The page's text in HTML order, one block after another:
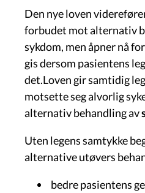
Den nye loven
forbudet mot alternativ
sykdom, men åpner nå
gis dersom pasientens
det.Loven gir samtidig
motsette seg alvorlig
alternativ behandling av
Uten legens samtykke
alternative utøvers
bedre pasientens